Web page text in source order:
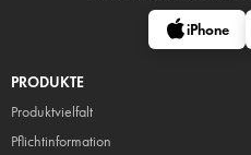
iPhone
PRODUKTE
Produktvielfalt
Pflichtinformation